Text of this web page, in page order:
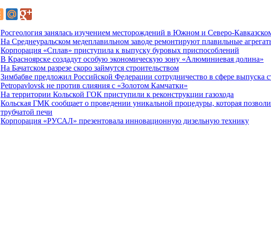
Росгеология занялась изучением месторождений в Южном и Северо-
На Среднеуральском медеплавильном заводе ремонтируют плавильные
Корпорация «Сплав» приступила к выпуску буровых приспособлений
В Красноярске создадут особую экономическую зону «Алюминиевая долина»
На Бачатском разрезе скоро займутся строительством
Зимбабве предложил Российской Федерации сотрудничество в сфере выпуска
Petropavlovsk не против слияния с «Золотом Камчатки»
На территории Кольской ГОК приступили к реконструкции газохода
Кольская ГМК сообщает о проведении уникальной процедуры, которая
трубчатой печи
Корпорация «РУСАЛ» презентовала инновационную дизельную технику